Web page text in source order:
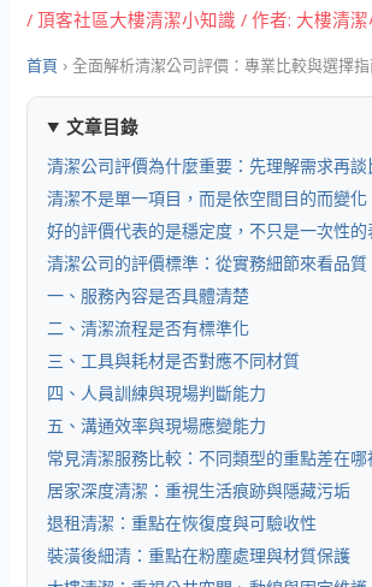
/頂客社區大樓清潔小知識 / 作者: 大樓清
首頁 ›全面解析清潔公司評價：專業比較與選擇
文章目錄
清潔公司評價為什麼重要：先理解需求再談
清潔不是單一項目，而是依空間目的而變化
好的評價代表的是穩定度，不只是一次性的
清潔公司的評價標準：從實務細節來看品質
一、服務內容是否具體清楚
二、清潔流程是否有標準化
三、工具與耗材是否對應不同材質
四、人員訓練與現場判斷能力
五、溝通效率與現場應變能力
常見清潔服務比較：不同類型的重點差在哪
居家深度清潔：重視生活痕跡與隱藏污垢
退租清潔：重點在恢復度與可驗收性
裝潢後細清：重點在粉塵處理與材質保護